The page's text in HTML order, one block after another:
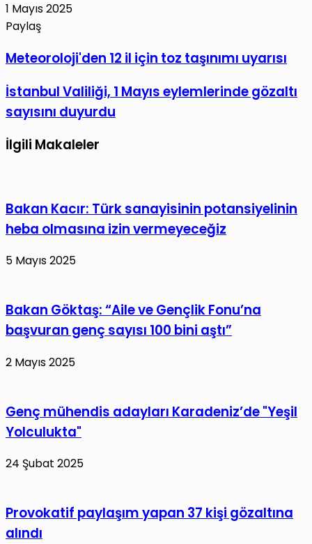
1 Mayıs 2025
Paylaş
Posta
paylaş
Meteoroloji'den
il
için
taşınımı
Meteoroloji'den 12 il için toz taşınımı uyarısı
İstanbul
Valiliği,
Mayıs
duyurdu
İstanbul Valiliği, 1 Mayıs eylemlerinde gözaltı
sayısını duyurdu
İlgili Makaleler
Bakan Kacır: Türk sanayisinin potansiyelinin
heba olmasına izin vermeyeceğiz
5 Mayıs 2025
Bakan Göktaş: “Aile ve Gençlik Fonu’na
başvuran genç sayısı 100 bini aştı”
2 Mayıs 2025
Genç mühendis adayları Karadeniz’de "Yeşil
Yolculukta"
24 Şubat 2025
Provokatif paylaşım yapan 37 kişi gözaltına
alındı